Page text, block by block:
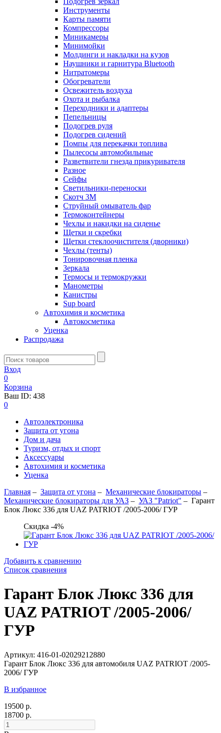
Инструменты
Карты памяти
Компрессоры
Миникамеры
Минимойки
Молдинги и накладки на кузов
Наушники и гарнитура Bluetooth
Нитратомеры
Обогреватели
Освежитель воздуха
Охота и рыбалка
Переходники и адаптеры
Пепельницы
Подогрев руля
Подогрев сидений
Помпы для перекачки топлива
Пылесосы автомобильные
Разветвители гнезда прикуривателя
Разное
Сейфы
Светильники-переноски
Скотч 3М
Струйный омыватель фар
Термоконтейнеры
Чехлы и накидки на сиденье
Щетки и скребки
Щетки стеклоочистителя (дворники)
Чехлы (тенты)
Тонировочная пленка
Зеркалa
Термосы и термокружки
Манометры
Канистры
Sup board
Автохимия и косметика
Автокосметика
Уценка
Распродажа
Вход
0
Корзина
Ваш ID: 438
0
Автоэлектроника
Защита от угона
Дом и дача
Туризм, отдых и спорт
Аксессуары
Автохимия и косметика
Уценка
Главная – Защита от угона – Механические блoкираторы –
Механические блокираторы для УАЗ – УАЗ "Patriot" – Гарант
Блок Люкс 336 для UAZ PATRIOT /2005-2006/ ГУР
Скидка -4%
Добавить к сравнению
Список сравнения
Гарант Блок Люкс 336 для
UAZ PATRIOT /2005-2006/
ГУР
Артикул: 416-01-02029212880
Гарант Блок Люкс 336 для автомобиля UAZ PATRIOT /2005-
2006/ ГУР
В избранное
19500 р.
18700 р.